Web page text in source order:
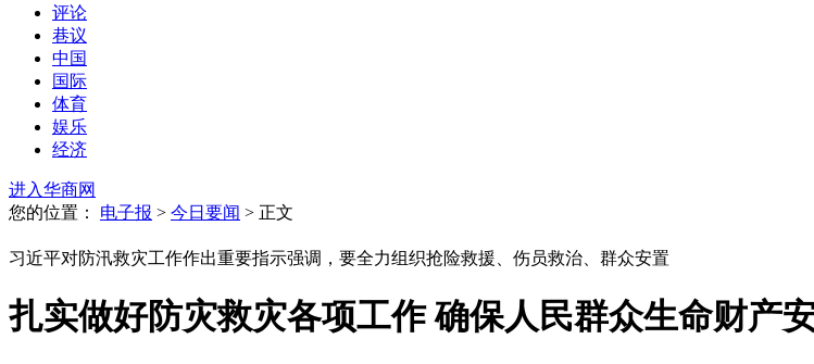
评论
巷议
中国
国际
体育
娱乐
经济
进入华商网
您的位置： 电子报 > 今日要闻 > 正文
习近平对防汛救灾工作作出重要指示强调，要全力组织抢险救援、伤员救治、群众安置
扎实做好防灾救灾各项工作 确保人民群众生命财产